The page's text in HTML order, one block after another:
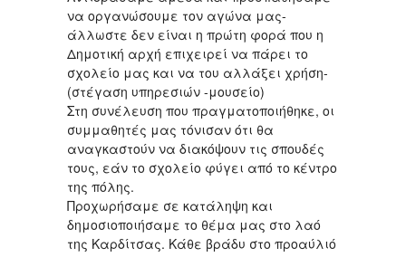
να οργανώσουμε τον αγώνα μας-
άλλωστε δεν είναι η πρώτη φορά που η
Δημοτική αρχή επιχειρεί να πάρει το
σχολείο μας και να του αλλάξει χρήση-
(στέγαση υπηρεσιών -μουσείο)
Στη συνέλευση που πραγματοποιήθηκε, οι
συμμαθητές μας τόνισαν ότι θα
αναγκαστούν να διακόψουν τις σπουδές
τους, εάν το σχολείο φύγει από το κέντρο
της πόλης.
Προχωρήσαμε σε κατάληψη και
δημοσιοποιήσαμε το θέμα μας στο λαό
της Καρδίτσας. Κάθε βράδυ στο προαύλιό